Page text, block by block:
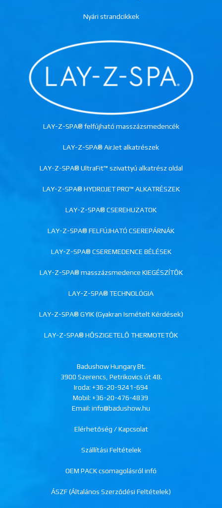
Nyári strandcikkek
LAY-Z-SPA® felfújható masszázsmedencék
LAY-Z-SPA® AirJet alkatrészek
LAY-Z-SPA® UltraFit™ szivattyú alkatrész oldal
LAY-Z-SPA® HYDROJET PRO™ ALKATRÉSZEK
LAY-Z-SPA® CSEREHUZATOK
LAY-Z-SPA® FELFÚJHATÓ CSEREPÁRNÁK
LAY-Z-SPA® CSEREMEDENCE BÉLÉSEK
LAY-Z-SPA® masszázsmedence KIEGÉSZÍTŐK
LAY-Z-SPA® TECHNOLÓGIA
LAY-Z-SPA® GYIK (Gyakran Ismételt Kérdések)
LAY-Z-SPA® HŐSZIGETELŐ THERMOTETŐK
Badushow Hungary Bt.
3900 Szerencs, Petrikovics út 48.
Iroda: +36-20-9241-694
Mobil: +36-20-476-4839
Email: info@badushow.hu
Elérhetőség / Kapcsolat
Szállítási Feltételek
OEM PACK csomagolásról infó
ÁSZF (Általános Szerződési Feltételek)